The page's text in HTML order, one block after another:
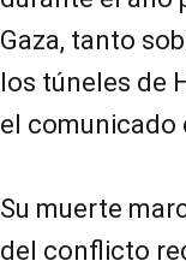
Gaza, tanto
los túneles de
el comunicado
Su muerte
del conflicto